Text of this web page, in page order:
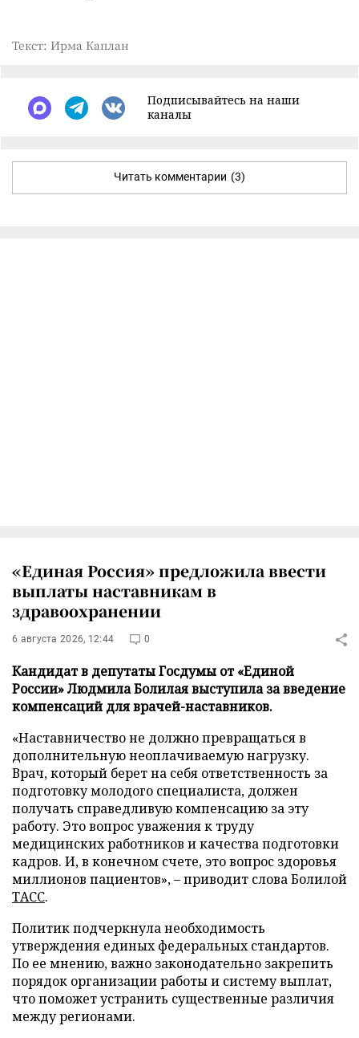
Текст: Ирма Каплан
Подписывайтесь на наши
каналы
Читать комментарии (3)
«Единая Россия» предложила ввести
выплаты наставникам в
здравоохранении
6 августа 2026, 12:44 0
Кандидат в депутаты Госдумы от «Единой
России» Людмила Болилая выступила за введение
компенсаций для врачей-наставников.
«Наставничество не должно превращаться в
дополнительную неоплачиваемую нагрузку.
Врач, который берет на себя ответственность за
подготовку молодого специалиста, должен
получать справедливую компенсацию за эту
работу. Это вопрос уважения к труду
медицинских работников и качества подготовки
кадров. И, в конечном счете, это вопрос здоровья
миллионов пациентов», – приводит слова Болилой
ТАСС.
Политик подчеркнула необходимость
утверждения единых федеральных стандартов.
По ее мнению, важно законодательно закрепить
порядок организации работы и систему выплат,
что поможет устранить существенные различия
между регионами.